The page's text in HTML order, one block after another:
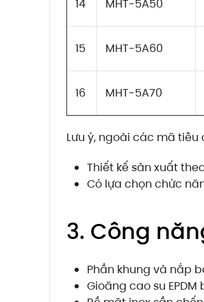
14 MHT-5A50
15 MHT-5A60
16 MHT-5A70
Lưu ý, ngoài các mã
Thiết kế sản xuất
Có lựa chọn chức
3. Công
Phần khung và nắp
Gioăng cao su